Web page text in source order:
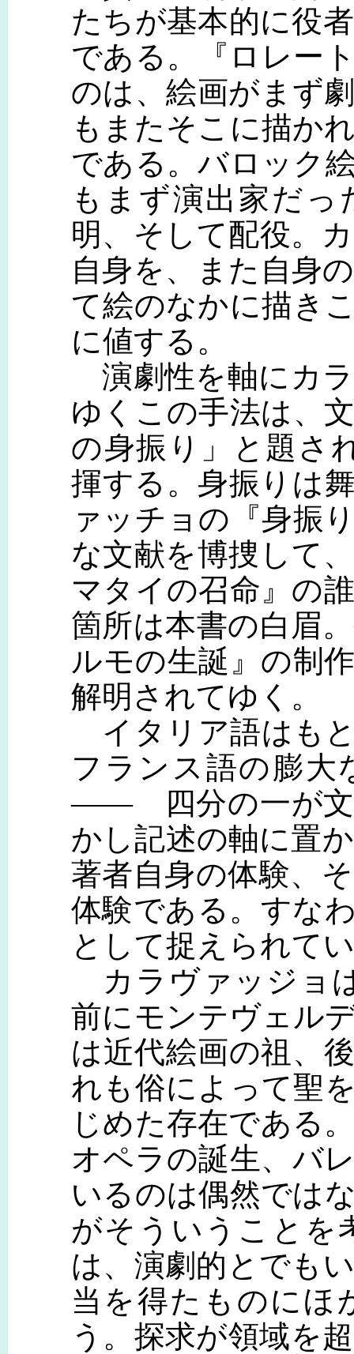
たちが基本的に役
である。『ロレー
のは、絵画がまず
もまたそこに描か
である。バロック
もまず演出家だっ
明、そして配役。
自身を、また自身
て絵のなかに描き
に値する。
演劇性を軸にカ
ゆくこの手法は、
の身振り」と題さ
揮する。身振りは
ァッチョの『身振
な文献を博捜して
マタイの召命』の
箇所は本書の白眉
ルモの生誕』の制
解明されてゆく。
イタリア語はも
フランス語の膨
―― 四分の一が
かし記述の軸に置
著者自身の体験、
体験である。すな
として捉えられて
カラヴァッジョ
前にモンテヴェル
は近代絵画の祖、
れも俗によって聖
じめた存在である
オペラの誕生、バ
いるのは偶然では
がそういうことを
は、演劇的とでも
当を得たものにほ
う。探求が領域を